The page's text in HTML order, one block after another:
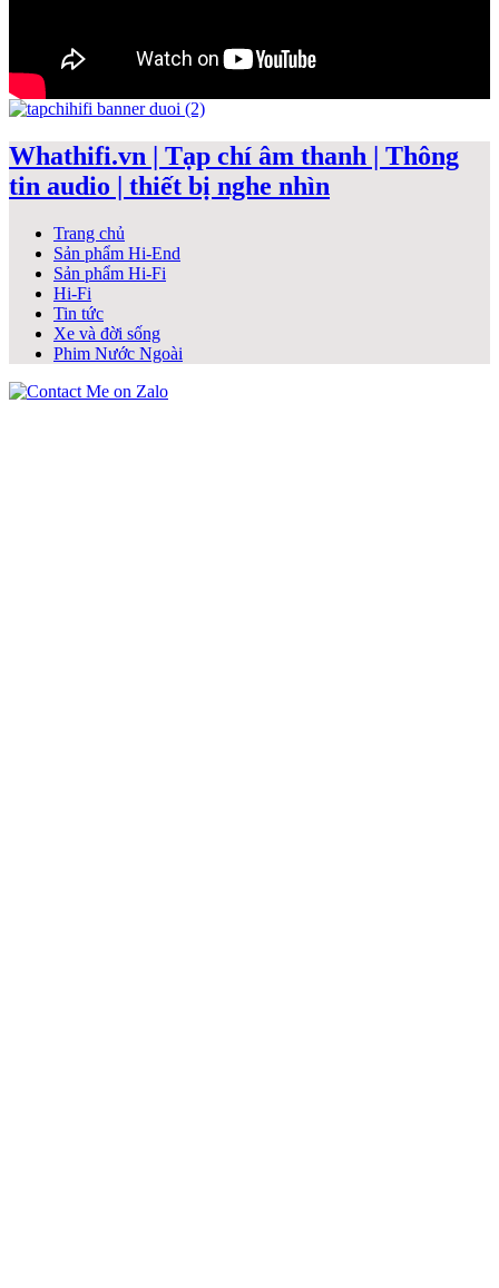
Whathifi.vn | Tạp chí âm thanh | Thông
tin audio | thiết bị nghe nhìn
Trang chủ
Sản phẩm Hi-End
Sản phẩm Hi-Fi
Hi-Fi
Tin tức
Xe và đời sống
Phim Nước Ngoài